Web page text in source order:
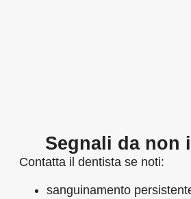
Segnali da non
Contatta il dentista se noti:
sanguinamento